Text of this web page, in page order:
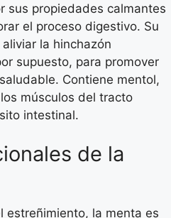
sus propiedades calmantes
el proceso digestivo. Su
la hinchazón
supuesto, para promover
Contiene mentol,
músculos del tracto
intestinal.
de la
estreñimiento, la menta es